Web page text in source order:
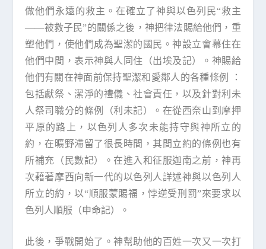
做他們永遠的救主。在確立了神與以色列民“救主
——被救子民”的關係之後，神把律法賜給他們，重
塑他們，使他們成為聖潔的國民。神設立會幕住在
他們中間，表示神與人同住（出埃及記）。神賜給
他們有關在神面前保持聖潔和愛鄰人的各種條例 ：
包括獻祭、潔淨的禮儀、社會責任，以及針對利未
人祭司職分的條例（利未記）。在從西奈山到摩押
平原的路上，以色列人多次未能持守與神所立的
約，在曠野滯留了很長時間，其間立約的條例也有
所補充（民數記）。在進入和征服迦南之前，神再
次藉著摩西向新一代的以色列人詳述神與以色列人
所立的約，以“順服蒙賜福，悖逆受刑罰”來要求以
色列人順服（申命記）。
此後，爭戰開始了。神幫助他的百姓一次又一次打